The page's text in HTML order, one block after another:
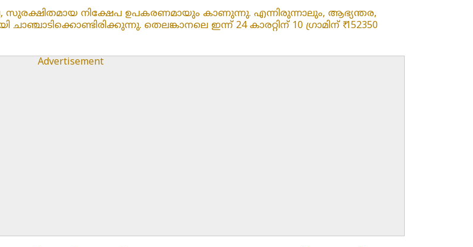
സുരക്ഷിതമായ നിക്ഷേപ ഉപകരണമായും കാണുന്നു. എന്നിരുന്നാലും, ആഭ്യന്തര,
തെലങ്കാനലെ ഇന്ന് 24 കാരറ്റിന് 10 ഗ്രാമിന് ₹ 152350
Advertisement